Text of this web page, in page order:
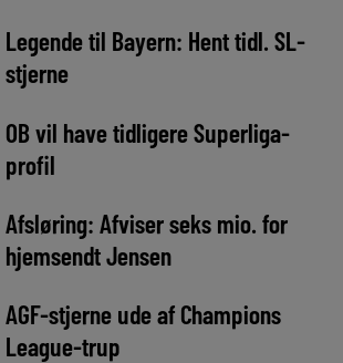
Legende til Bayern: Hent tidl. SL-
stjerne
OB vil have tidligere Superliga-
profil
Afsløring: Afviser seks mio. for
hjemsendt Jensen
AGF-stjerne ude af Champions
League-trup